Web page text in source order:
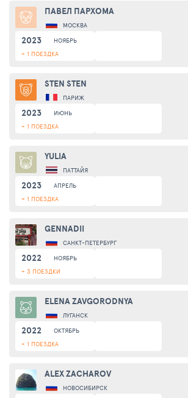
ПАВЕЛ ПАРХОМА
МОСКВА
2023
НОЯБРЬ
+ 1 ПОЕЗДКА
STEN STEN
ПАРИЖ
2023
ИЮНЬ
+ 1 ПОЕЗДКА
YULIA
ПАТТАЙЯ
2023
АПРЕЛЬ
+ 1 ПОЕЗДКА
GENNADII
САНКТ-ПЕТЕРБУРГ
2022
НОЯБРЬ
+ 3 ПОЕЗДКИ
ELENA ZAVGORODNYA
ЛУГАНСК
2022
ОКТЯБРЬ
+ 1 ПОЕЗДКА
ALEX ZACHAROV
НОВОСИБИРСК